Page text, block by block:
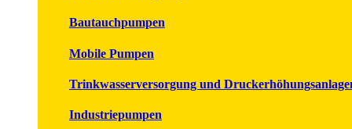
Bautauchpumpen
Mobile Pumpen
Trinkwasserversorgung und
Industriepumpen